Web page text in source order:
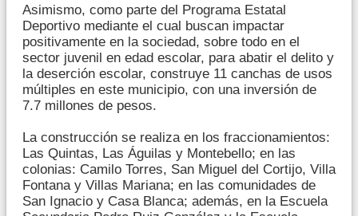
Asimismo, como parte del Programa Estatal
Deportivo mediante el cual buscan impactar
positivamente en la sociedad, sobre todo en el
sector juvenil en edad escolar, para abatir el delito y
la deserción escolar, construye 11 canchas de usos
múltiples en este municipio, con una inversión de
7.7 millones de pesos.
La construcción se realiza en los fraccionamientos:
Las Quintas, Las Águilas y Montebello; en las
colonias: Camilo Torres, San Miguel del Cortijo, Villa
Fontana y Villas Mariana; en las comunidades de
San Ignacio y Casa Blanca; además, en la Escuela